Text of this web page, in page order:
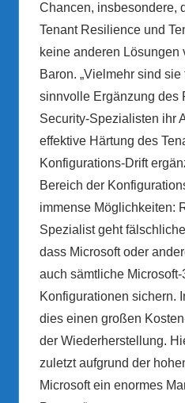
Chancen, insbesondere,
Tenant Resilience und
keine anderen Lösungen
Baron. „Vielmehr sind
sinnvolle Ergänzung des
Security-Spezialisten ihr
effektive Härtung des
Konfigurations-Drift
Bereich der
immense Möglichkeiten:
Spezialist geht
dass Microsoft oder
auch sämtliche Microsoft-
Konfigurationen sichern.
dies einen großen
der Wiederherstellung.
zuletzt aufgrund der
Microsoft ein enormes